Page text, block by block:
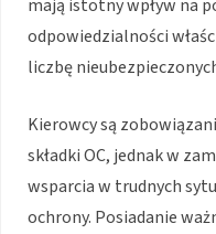
mają istotny wpływ na
odpowiedzialności
liczbę
Kierowcy są
składki OC, jednak w
wsparcia w trudnych
ochrony. Posiadanie